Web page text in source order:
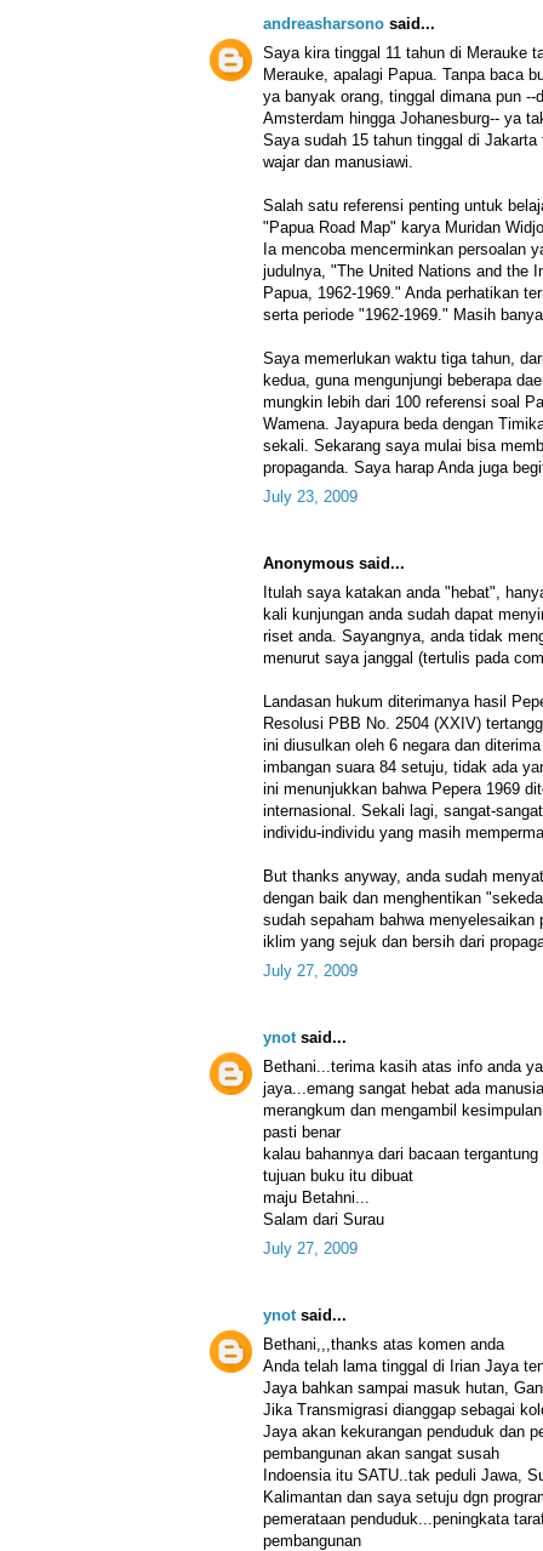
andreasharsono said...
Saya kira tinggal 11 tahun di Merauke
Merauke, apalagi Papua. Tanpa baca
ya banyak orang, tinggal dimana pun --
Amsterdam hingga Johanesburg-- ya
Saya sudah 15 tahun tinggal di
wajar dan manusiawi.
Salah satu referensi penting untuk
"Papua Road Map" karya Muridan
Ia mencoba mencerminkan persoalan
judulnya, "The United Nations and the
Papua, 1962-1969." Anda perhatikan
serta periode "1962-1969." Masih
Saya memerlukan waktu tiga tahun,
kedua, guna mengunjungi beberapa
mungkin lebih dari 100 referensi soal
Wamena. Jayapura beda dengan
sekali. Sekarang saya mulai bisa
propaganda. Saya harap Anda juga
July 23, 2009
Anonymous said...
Itulah saya katakan anda "hebat",
kali kunjungan anda sudah dapat
riset anda. Sayangnya, anda tidak
menurut saya janggal (tertulis pada
Landasan hukum diterimanya hasil
Resolusi PBB No. 2504 (XXIV)
ini diusulkan oleh 6 negara dan
imbangan suara 84 setuju, tidak ada
ini menunjukkan bahwa Pepera 1969
internasional. Sekali lagi, sangat-
individu-individu yang masih
But thanks anyway, anda sudah
dengan baik dan menghentikan
sudah sepaham bahwa menyelesaikan
iklim yang sejuk dan bersih dari
July 27, 2009
ynot said...
Bethani...terima kasih atas info anda
jaya...emang sangat hebat ada
merangkum dan mengambil
pasti benar
kalau bahannya dari bacaan
tujuan buku itu dibuat
maju Betahni...
Salam dari Surau
July 27, 2009
ynot said...
Bethani,,,thanks atas komen anda
Anda telah lama tinggal di Irian Jaya
Jaya bahkan sampai masuk hutan,
Jika Transmigrasi dianggap sebagai
Jaya akan kekurangan penduduk dan
pembangunan akan sangat susah
Indoensia itu SATU..tak peduli Jawa,
Kalimantan dan saya setuju dgn
pemerataan penduduk...peningkata
pembangunan